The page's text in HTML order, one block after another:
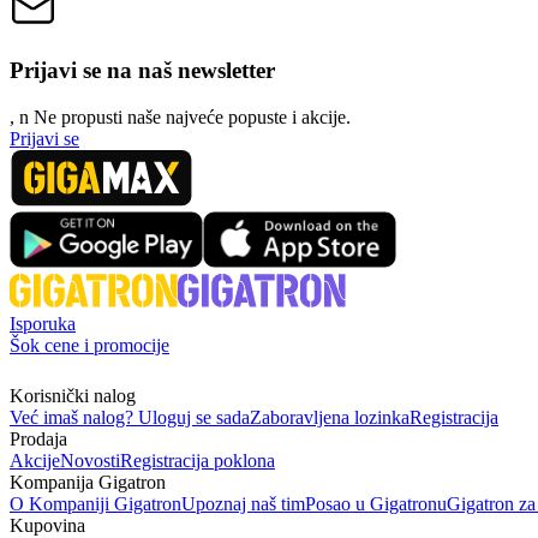
Prijavi se na naš newsletter
, n Ne propusti naše najveće popuste i akcije.
Prijavi se
Isporuka
Šok cene i promocije
Korisnički nalog
Već imaš nalog? Uloguj se sadaZaboravljena lozinkaRegistracija
Prodaja
AkcijeNovostiRegistracija poklona
Kompanija Gigatron
O Kompaniji GigatronUpoznaj naš timPosao u GigatronuGigatron
Kupovina